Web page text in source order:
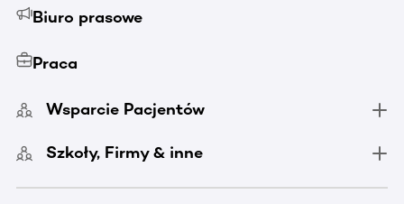
Biuro prasowe
Praca
Wsparcie Pacjentów
Szkoły, Firmy & inne